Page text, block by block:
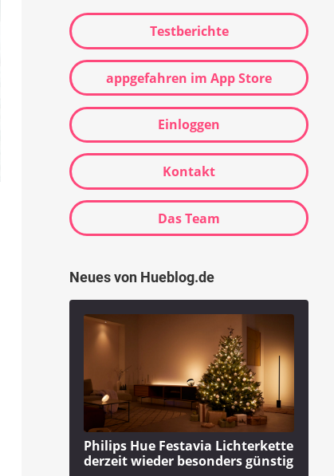
Testberichte
appgefahren im App Store
Einloggen
Kontakt
Das Team
Neues von Hueblog.de
Philips Hue Festavia Lichterkette
derzeit wieder besonders günstig